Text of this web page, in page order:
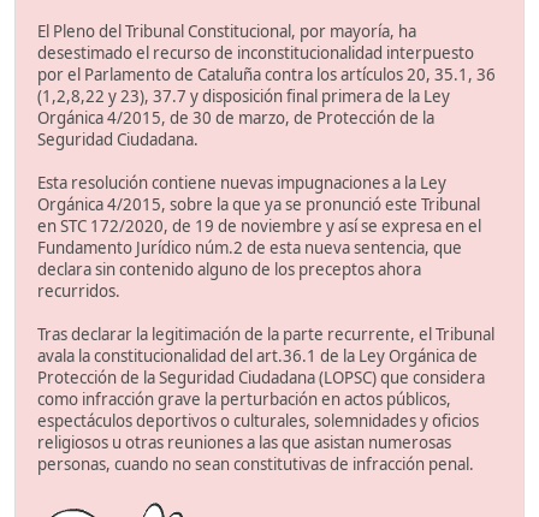
El Pleno del Tribunal Constitucional, por mayoría, ha
desestimado el recurso de inconstitucionalidad interpuesto
por el Parlamento de Cataluña contra los artículos 20, 35.1, 36
(1,2,8,22 y 23), 37.7 y disposición final primera de la Ley
Orgánica 4/2015, de 30 de marzo, de Protección de la
Seguridad Ciudadana.
Esta resolución contiene nuevas impugnaciones a la Ley
Orgánica 4/2015, sobre la que ya se pronunció este Tribunal
en STC 172/2020, de 19 de noviembre y así se expresa en el
Fundamento Jurídico núm.2 de esta nueva sentencia, que
declara sin contenido alguno de los preceptos ahora
recurridos.
Tras declarar la legitimación de la parte recurrente, el Tribunal
avala la constitucionalidad del art.36.1 de la Ley Orgánica de
Protección de la Seguridad Ciudadana (LOPSC) que considera
como infracción grave la perturbación en actos públicos,
espectáculos deportivos o culturales, solemnidades y oficios
religiosos u otras reuniones a las que asistan numerosas
personas, cuando no sean constitutivas de infracción penal.